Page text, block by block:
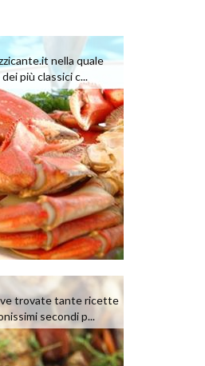
nella quale
più classici c...
trovate tante ricette
secondi p...